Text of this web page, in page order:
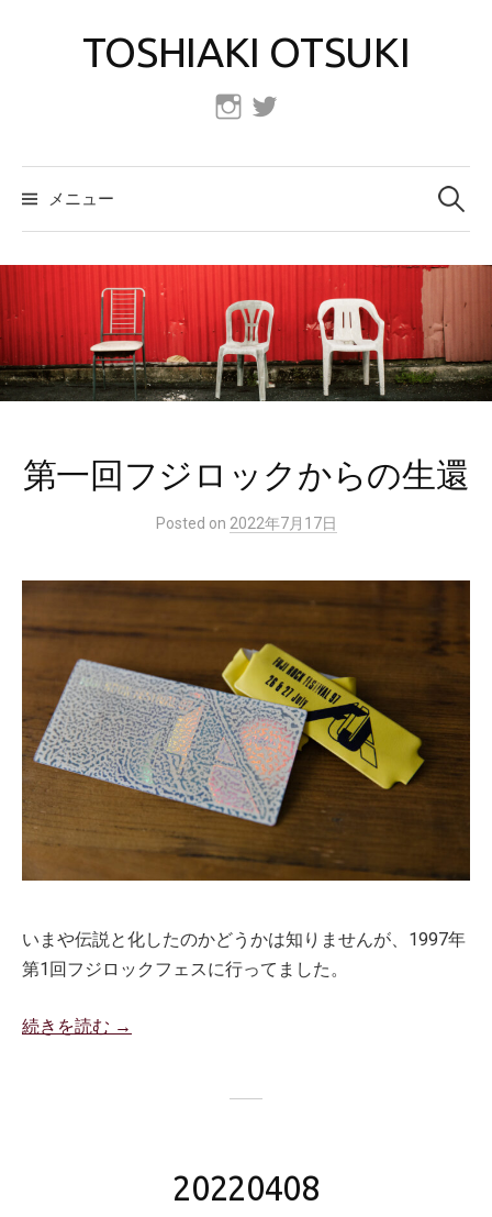
へ
ス
TOSHIAKI OTSUKI
Instagram
メニュー
検
索:
第一回フジロックからの生還
Posted on 2022年7月17日
いまや伝説と化したのかどうかは知りませんが、1997年
第1回フジロックフェスに行ってました。
続きを読む →
20220408